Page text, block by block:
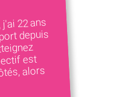
22 ans
depuis
est
alors